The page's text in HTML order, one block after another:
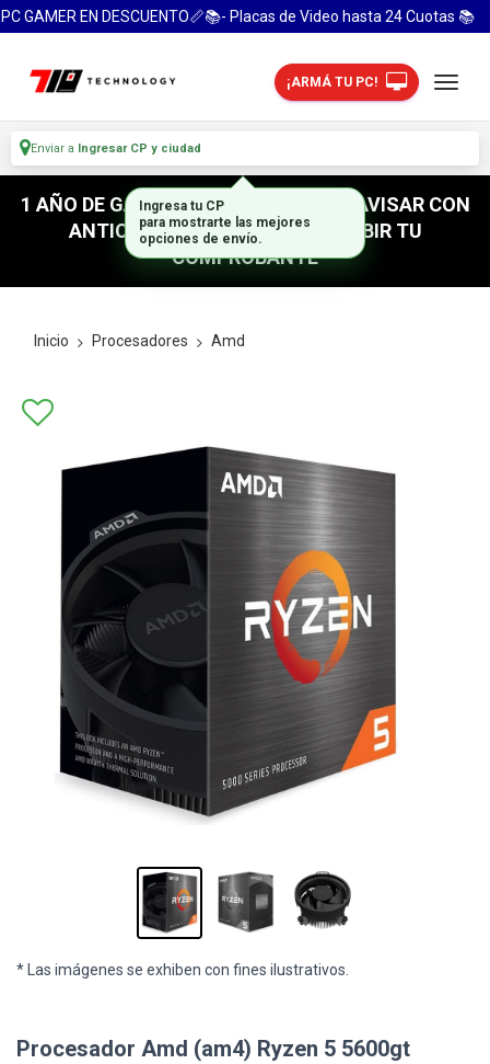
GAMER EN DESCUENTO📏📚- Placas de Video hasta 24 Cuotas 📚
¡ARMÁ TU PC!
Enviar a Ingresar CP y ciudad
1 AÑO DE GARANTIA! / PARA RETIRO AVISAR CON
ANTICIPACION / NO OLVIDES SUBIR TU
COMPROBANTE
Inicio Procesadores Amd
* Las imágenes se exhiben con fines ilustrativos.
Procesador Amd (am4) Ryzen 5 5600gt
Ingresa tu CP
para mostrarte las mejores
opciones de envío.